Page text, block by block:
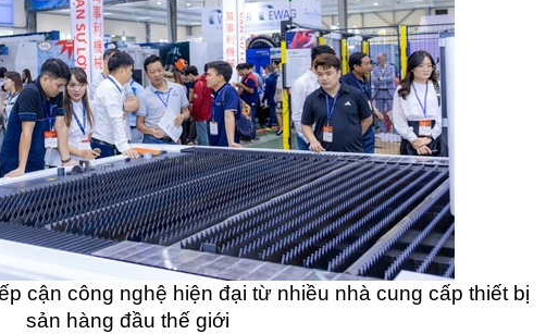
cận công nghệ hiện đại từ nhiều nhà cung cấp thiết bị
sản hàng đầu thế giới